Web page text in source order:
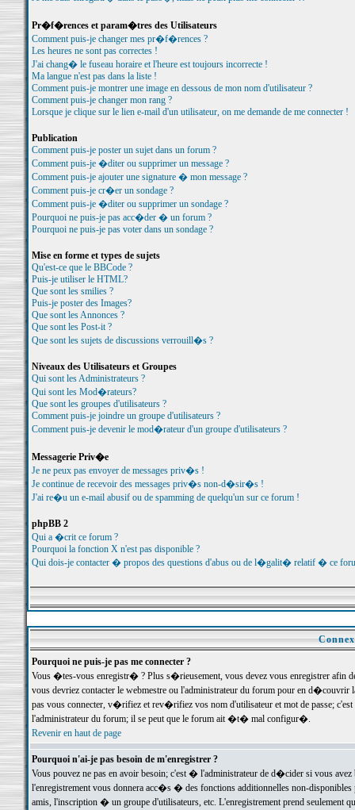
Pr�f�rences et param�tres des Utilisateurs
Comment puis-je changer mes pr�f�rences ?
Les heures ne sont pas correctes !
J'ai chang� le fuseau horaire et l'heure est toujours incorrecte !
Ma langue n'est pas dans la liste !
Comment puis-je montrer une image en dessous de mon nom d'utilisateur ?
Comment puis-je changer mon rang ?
Lorsque je clique sur le lien e-mail d'un utilisateur, on me demande de me connecter !
Publication
Comment puis-je poster un sujet dans un forum ?
Comment puis-je �diter ou supprimer un message ?
Comment puis-je ajouter une signature � mon message ?
Comment puis-je cr�er un sondage ?
Comment puis-je �diter ou supprimer un sondage ?
Pourquoi ne puis-je pas acc�der � un forum ?
Pourquoi ne puis-je pas voter dans un sondage ?
Mise en forme et types de sujets
Qu'est-ce que le BBCode ?
Puis-je utiliser le HTML?
Que sont les smilies ?
Puis-je poster des Images?
Que sont les Annonces ?
Que sont les Post-it ?
Que sont les sujets de discussions verrouill�s ?
Niveaux des Utilisateurs et Groupes
Qui sont les Administrateurs ?
Qui sont les Mod�rateurs?
Que sont les groupes d'utilisateurs ?
Comment puis-je joindre un groupe d'utilisateurs ?
Comment puis-je devenir le mod�rateur d'un groupe d'utilisateurs ?
Messagerie Priv�e
Je ne peux pas envoyer de messages priv�s !
Je continue de recevoir des messages priv�s non-d�sir�s !
J'ai re�u un e-mail abusif ou de spamming de quelqu'un sur ce forum !
phpBB 2
Qui a �crit ce forum ?
Pourquoi la fonction X n'est pas disponible ?
Qui dois-je contacter � propos des questions d'abus ou de l�galit� relatif � ce
Pourquoi ne puis-je pas me connecter ?
Vous �tes-vous enregistr� ? Plus s�rieusement, vous devez vous enregistrer
vous devriez contacter le webmestre ou l'administrateur du forum pour en
pas vous connecter, v�rifiez et rev�rifiez vos nom d'utilisateur et mot de passe;
l'administrateur du forum; il se peut que le forum ait �t� mal configur�.
Revenir en haut de page
Pourquoi n'ai-je pas besoin de m'enregistrer ?
Vous pouvez ne pas en avoir besoin; c'est � l'administrateur de d�cider si vous
l'enregistrement vous donnera acc�s � des fonctions additionnelles non-
amis, l'inscription � un groupe d'utilisateurs, etc. L'enregistrement prend seulement